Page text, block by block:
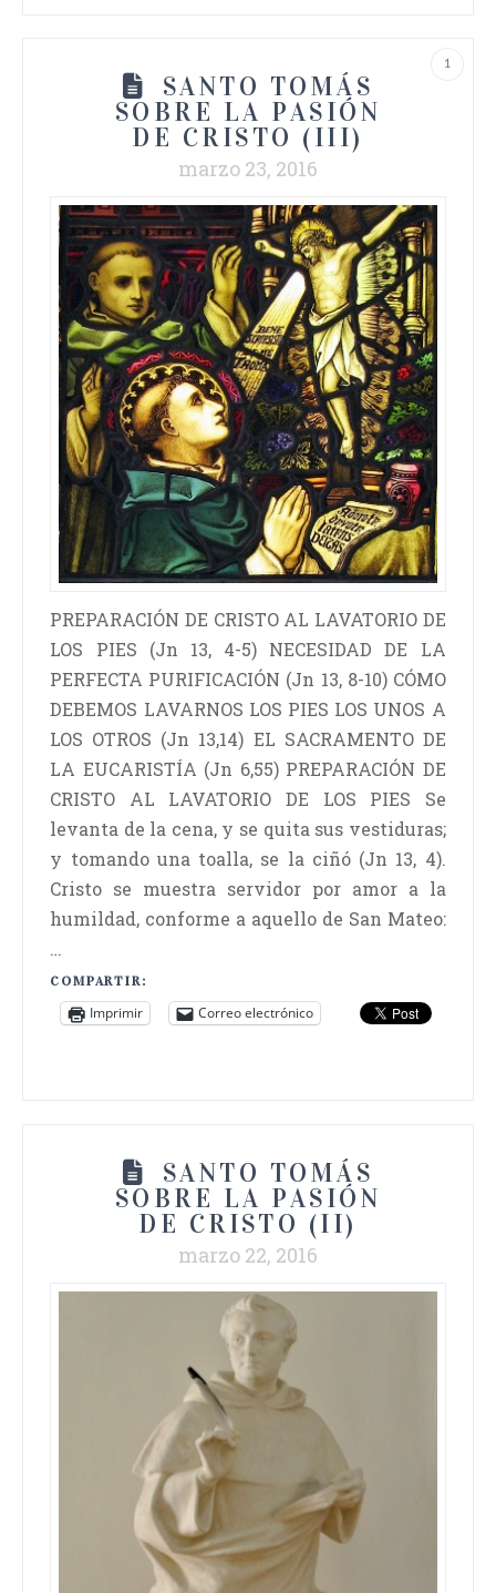
1
SANTO TOMÁS
SOBRE LA PASIÓN
DE CRISTO (III)
marzo 23, 2016
PREPARACIÓN DE CRISTO AL LAVATORIO DE
LOS PIES (Jn 13, 4-5) NECESIDAD DE LA
PERFECTA PURIFICACIÓN (Jn 13, 8-10) CÓMO
DEBEMOS LAVARNOS LOS PIES LOS UNOS A
LOS OTROS (Jn 13,14) EL SACRAMENTO DE
LA EUCARISTÍA (Jn 6,55) PREPARACIÓN DE
CRISTO AL LAVATORIO DE LOS PIES Se
levanta de la cena, y se quita sus vestiduras;
y tomando una toalla, se la ciñó (Jn 13, 4).
Cristo se muestra servidor por amor a la
humildad, conforme a aquello de San Mateo:
…
COMPARTIR:
Imprimir Correo electrónico
SANTO TOMÁS
SOBRE LA PASIÓN
DE CRISTO (II)
marzo 22, 2016